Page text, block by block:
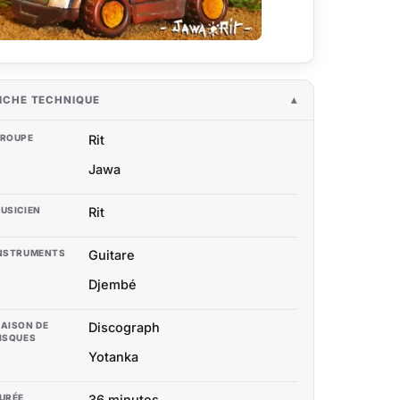
TECHNIQUE
Rit
Jawa
Rit
Guitare
Djembé
DE
Discograph
Yotanka